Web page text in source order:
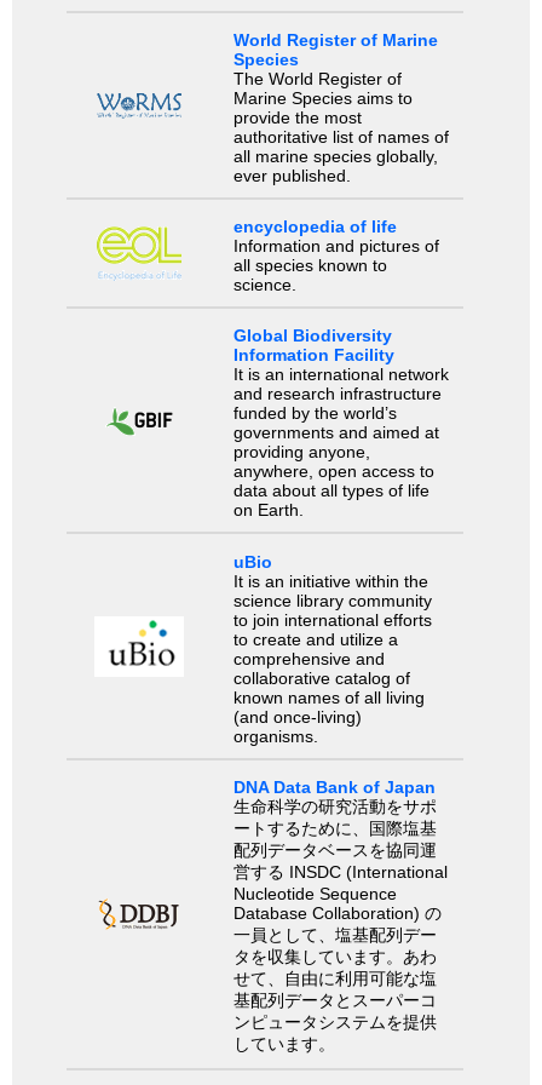
World Register of Marine
Species
The World Register of
Marine Species aims to
provide the most
authoritative list of names of
all marine species globally,
ever published.
encyclopedia of life
Information and pictures of
all species known to
science.
Global Biodiversity
Information Facility
It is an international network
and research infrastructure
funded by the world’s
governments and aimed at
providing anyone,
anywhere, open access to
data about all types of life
on Earth.
uBio
It is an initiative within the
science library community
to join international efforts
to create and utilize a
comprehensive and
collaborative catalog of
known names of all living
(and once-living)
organisms.
DNA Data Bank of Japan
生命科学の研究活動をサポ
ートするために、国際塩基
配列データベースを協同運
営する INSDC (International
Nucleotide Sequence
Database Collaboration) の
一員として、塩基配列デー
タを収集しています。あわ
せて、自由に利用可能な塩
基配列データとスーパーコ
ンピュータシステムを提供
しています。